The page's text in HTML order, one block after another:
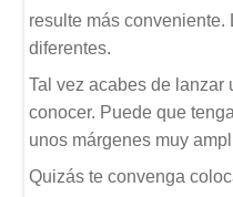
resulte más
diferentes.
Tal vez acabes de lanzar
conocer. Puede que
unos márgenes muy
Quizás te convenga